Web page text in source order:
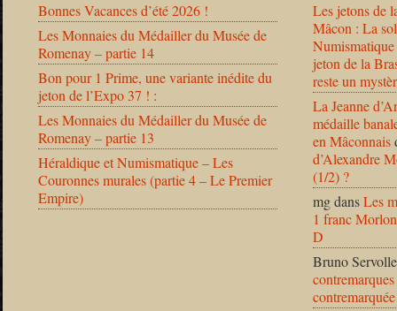
Bonnes Vacances d’été 2026 !
Les Monnaies du Médailler du Musée de
Romenay – partie 14
Bon pour 1 Prime, une variante inédite du
jeton de l’Expo 37 ! :
Les Monnaies du Médailler du Musée de
Romenay – partie 13
Héraldique et Numismatique – Les
Couronnes murales (partie 4 – Le Premier
Empire)
Les jetons de
Mâcon : La
jeton de la
reste un
La Jeanne
médaille
en Mâconnais
d’Alexandre
(1/2) ?
mgdansLes
1 franc
D
Bruno Servolle